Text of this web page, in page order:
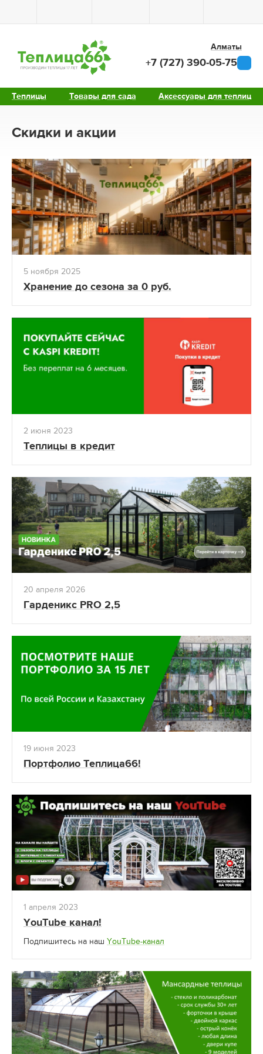
Теплицы Товары для сада Аксессуары для теплиц
Алматы
+7 (727) 390-05-75
Скидки и акции
5 ноября 2025
Хранение до сезона за 0 руб.
2 июня 2023
Теплицы в кредит
20 апреля 2026
Гарденикс PRO 2,5
19 июня 2023
Портфолио Теплица66!
1 апреля 2023
YouTube канал!
Подпишитесь на наш YouTube-канал